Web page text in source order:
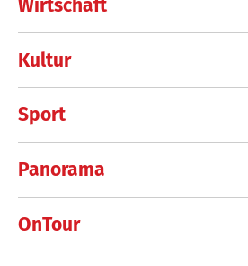
Wirtschaft
Kultur
Sport
Panorama
OnTour